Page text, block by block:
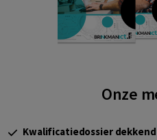
Kwalificatiedossier dekkend
Onze